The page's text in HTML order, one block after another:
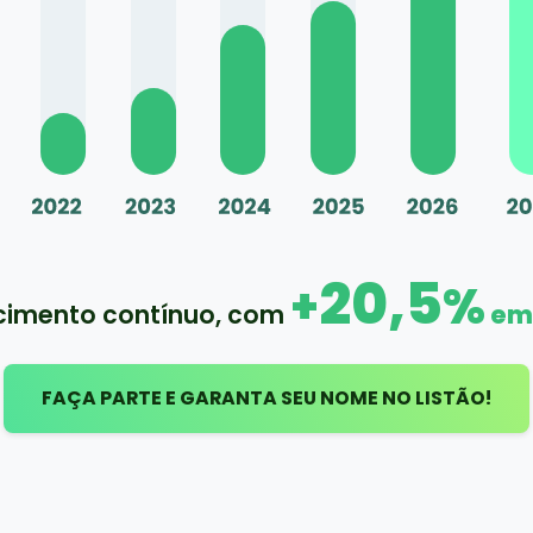
contínuo, com +20,5%
FAÇA PARTE E GARANTA SEU NOME NO LISTÃO!